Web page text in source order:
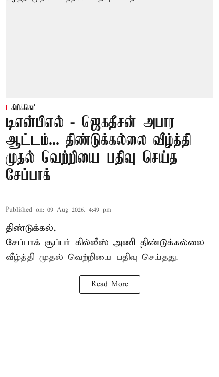
கிரிக்கெட்
டிஎன்பிஎல் - ஜெகதீசன் அபார
ஆட்டம்... திண்டுக்கல்லை வீழ்த்தி
முதல் வெற்றியை பதிவு செய்த
சேப்பாக்
Published on: 09 Aug 2026, 4:49 pm
திண்டுக்கல்,
சேப்பாக் சூப்பர் கில்லீஸ் அணி திண்டுக்கல்லை
வீழ்த்தி முதல் வெற்றியை பதிவு செய்தது.
Read More